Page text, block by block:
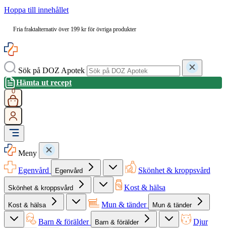
Hoppa till innehållet
Fria fraktalternativ över 199 kr för övriga produkter
Sök på DOZ Apotek
Hämta ut recept
0
Meny
Egenvård
Egenvård Skönhet & kroppsvård
Skönhet & kroppsvård Kost & hälsa
Kost & hälsa Mun & tänder Mun & tänder
Barn & förälder Barn & förälder Djur